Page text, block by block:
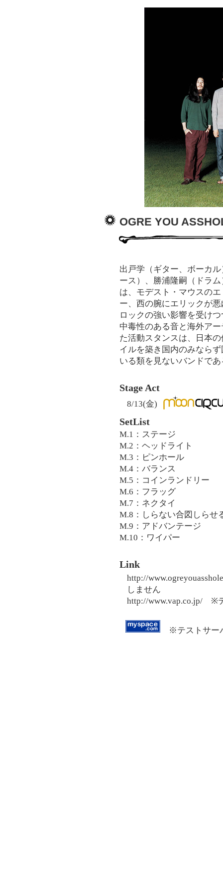
OGRE YOU
出戸学（ギター、ボーカ
ース）、勝浦隆嗣（ドラ
は、モデスト・マウスの
ー、西の腕にエリックが
ロックの強い影響を受け
中毒性のある音と海外ア
た活動スタンスは、日本
イルを築き国内のみなら
いる類を見ないバンドであ
Stage Act
8/13(金)
SetList
M.1：ステージ
M.2：ヘッドライト
M.3：ピンホール
M.4：バランス
M.5：コインランドリー
M.6：フラッグ
M.7：ネクタイ
M.8：しらない合図しらせ
M.9：アドバンテージ
M.10：ワイパー
Link
http://
しません
http://www.vap.co.jp/ ※
※テストサー